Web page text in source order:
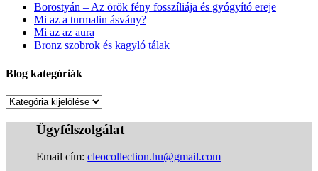
Borostyán – Az örök fény fosszíliája és gyógyító ereje
Mi az a turmalin ásvány?
Mi az az aura
Bronz szobrok és kagyló tálak
Blog kategóriák
Blog
Ügyfélszolgálat
Email cím:cleocollection.hu@gmail.com